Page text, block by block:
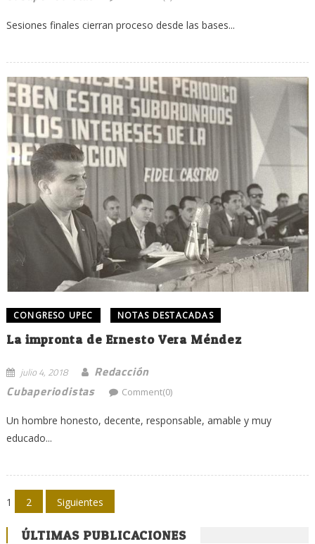
Sesiones finales cierran proceso desde las bases...
CONGRESO UPEC NOTAS DESTACADAS
La impronta de Ernesto Vera Méndez
julio 4, 2018
Redacción
Cubaperiodistas
Comment(0)
Un hombre honesto, decente, responsable, amable y muy
educado...
Navegación
de
1 2 Siguientes
ÚLTIMAS PUBLICACIONES